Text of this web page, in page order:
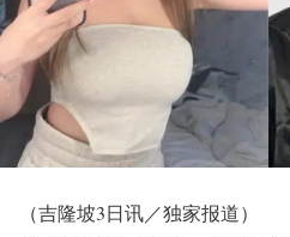
（吉隆坡3日讯／独家报道）